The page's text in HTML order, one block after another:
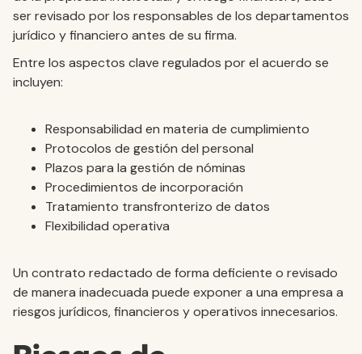
ser revisado por los responsables de los departamentos
jurídico y financiero antes de su firma.
Entre los aspectos clave regulados por el acuerdo se
incluyen:
Responsabilidad en materia de cumplimiento
Protocolos de gestión del personal
Plazos para la gestión de nóminas
Procedimientos de incorporación
Tratamiento transfronterizo de datos
Flexibilidad operativa
Un contrato redactado de forma deficiente o revisado
de manera inadecuada puede exponer a una empresa a
riesgos jurídicos, financieros y operativos innecesarios.